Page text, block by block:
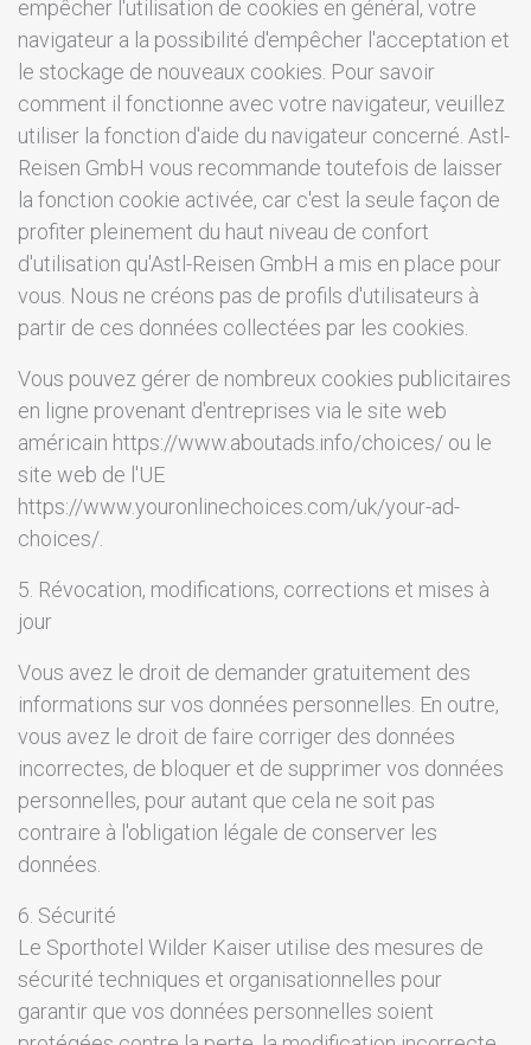
empêcher l'utilisation de cookies en général, votre
navigateur a la possibilité d'empêcher l'acceptation et
le stockage de nouveaux cookies. Pour savoir
comment il fonctionne avec votre navigateur, veuillez
utiliser la fonction d'aide du navigateur concerné. Astl-
Reisen GmbH vous recommande toutefois de laisser
la fonction cookie activée, car c'est la seule façon de
profiter pleinement du haut niveau de confort
d'utilisation qu'Astl-Reisen GmbH a mis en place pour
vous. Nous ne créons pas de profils d'utilisateurs à
partir de ces données collectées par les cookies.
Vous pouvez gérer de nombreux cookies publicitaires
en ligne provenant d'entreprises via le site web
américain https://www.aboutads.info/choices/ ou le
site web de l'UE
https://www.youronlinechoices.com/uk/your-ad-
choices/.
5. Révocation, modifications, corrections et mises à
jour
Vous avez le droit de demander gratuitement des
informations sur vos données personnelles. En outre,
vous avez le droit de faire corriger des données
incorrectes, de bloquer et de supprimer vos données
personnelles, pour autant que cela ne soit pas
contraire à l'obligation légale de conserver les
données.
6. Sécurité
Le Sporthotel Wilder Kaiser utilise des mesures de
sécurité techniques et organisationnelles pour
garantir que vos données personnelles soient